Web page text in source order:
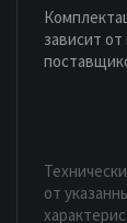
зависит
от